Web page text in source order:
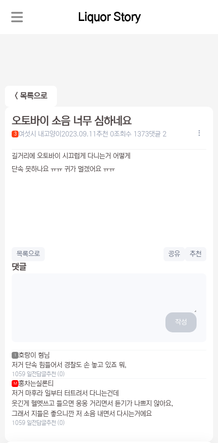
Liquor Story
< 목록으로
오토바이 소음 너무 심하네요
3 여섯시 내고양이 2023.09.11추천 0조회수 1373댓글 2
길거리에 오토바이 시끄럽게 다니는거 어떻게
단속 못하나요 ㅠㅠ 귀가 멀겠어요 ㅠㅠ
목록으로 공유 추천
댓글
작성
1
호랑이 형님
저거 단속 힘들어서 경찰도 손 놓고 있죠 뭐,
1059 일전답글추천 (0)
M 홍차는실론티
저거 마후라 일부터 터트려서 다니는건데
웃긴게 헬멧쓰고 들으면 웅웅 거리면서 듣기가 나쁘지 않아요,
그래서 지들은 좋으니깐 저 소음 내면서 다시는거에요
1059 일전답글추천 (0)